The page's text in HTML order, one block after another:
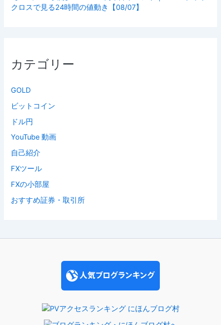
クロスで見る24時間の値動き【08/07】
カテゴリー
GOLD
ビットコイン
ドル円
YouTube 動画
自己紹介
FXツール
FXの小部屋
おすすめ証券・取引所